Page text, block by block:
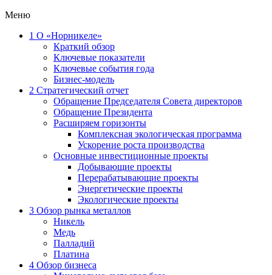
Меню
1 О «Норникеле»
Краткий обзор
Ключевые показатели
Ключевые события года
Бизнес-модель
2 Стратегический отчет
Обращение Председателя Совета директоров
Обращение Президента
Расширяем горизонты
Комплексная экологическая программа
Ускорение роста производства
Основные инвестиционные проекты
Добывающие проекты
Перерабатывающие проекты
Энергетические проекты
Экологические проекты
3 Обзор рынка металлов
Никель
Медь
Палладий
Платина
4 Обзор бизнеса